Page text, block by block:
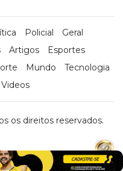
x
Policial
Geral
Artigos
Esportes
Mundo
Tecnologia
Videos
os direitos reservados.